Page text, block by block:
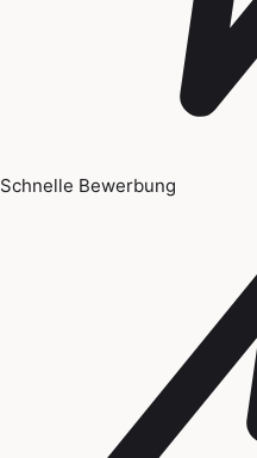
Schnelle Bewerbung